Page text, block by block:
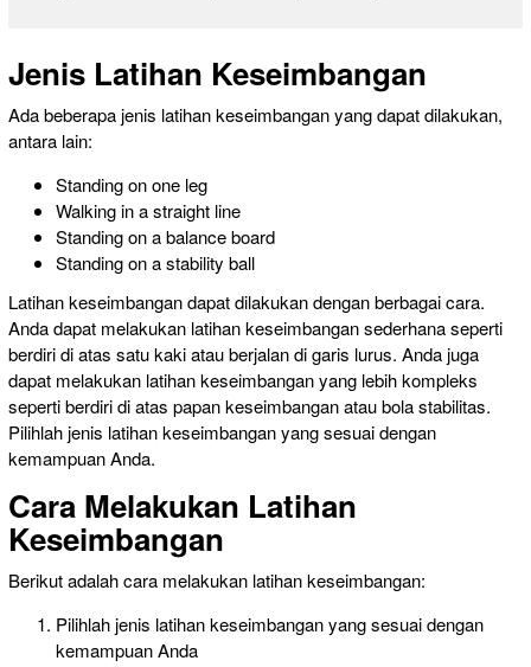
Jenis Latihan Keseimbangan
Ada beberapa jenis latihan keseimbangan yang dapat dilakukan,
antara lain:
Standing on one leg
Walking in a straight line
Standing on a balance board
Standing on a stability ball
Latihan keseimbangan dapat dilakukan dengan berbagai cara.
Anda dapat melakukan latihan keseimbangan sederhana seperti
berdiri di atas satu kaki atau berjalan di garis lurus. Anda juga
dapat melakukan latihan keseimbangan yang lebih kompleks
seperti berdiri di atas papan keseimbangan atau bola stabilitas.
Pilihlah jenis latihan keseimbangan yang sesuai dengan
kemampuan Anda.
Cara Melakukan Latihan
Keseimbangan
Berikut adalah cara melakukan latihan keseimbangan:
Pilihlah jenis latihan keseimbangan yang sesuai dengan
kemampuan Anda